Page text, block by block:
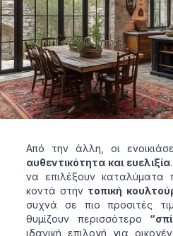
Από την άλλη, οι
αυθεντικότητα και ευελιξία
να επιλέξουν καταλύματα
κοντά στην τοπική
συχνά σε πιο προσιτές
θυμίζουν περισσότερο
ιδανική επιλογή για